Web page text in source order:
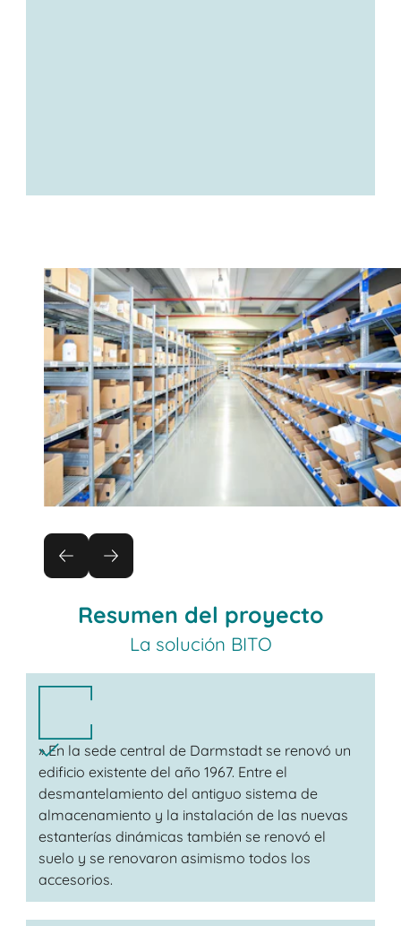
Resumen del proyecto
La solución BITO
» En la sede central de Darmstadt se renovó un
edificio existente del año 1967. Entre el
desmantelamiento del antiguo sistema de
almacenamiento y la instalación de las nuevas
estanterías dinámicas también se renovó el
suelo y se renovaron asimismo todos los
accesorios.